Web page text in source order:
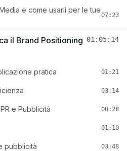
e come usarli per le tue
07:23
il Brand Positioning 01:05:14
pratica 01:21
03:14
e Pubblicità 00:28
01:10
pubblicità 03:48